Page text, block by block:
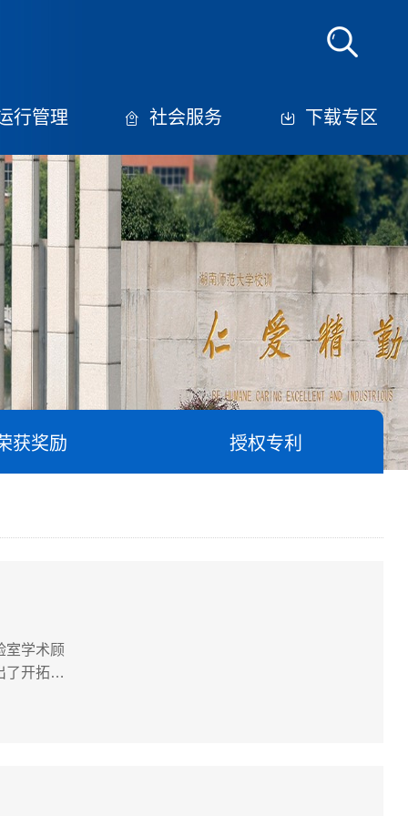
行管理 社会服务 下载专区
获奖励 授权专利
室学术顾
了开拓性